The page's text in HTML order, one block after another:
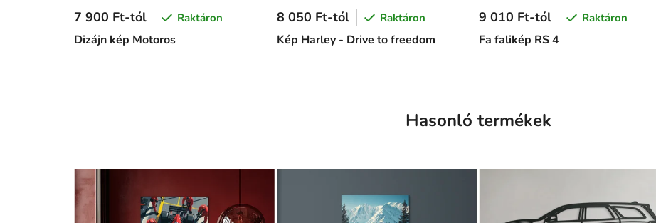
Dizájn kép Motoros
7 900 Ft-tól Raktáron
Kép Harley - Drive to freedom
8 050 Ft-tól Raktáron
Fa falikép RS 4
9 010 Ft-tól Raktáron
Hasonló termékek